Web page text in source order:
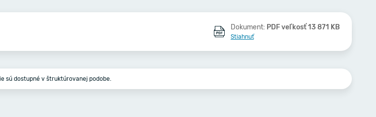
Dokument: PDF veľkosť 13 871 KB
Stiahnuť
sú dostupné v štruktúrovanej podobe.